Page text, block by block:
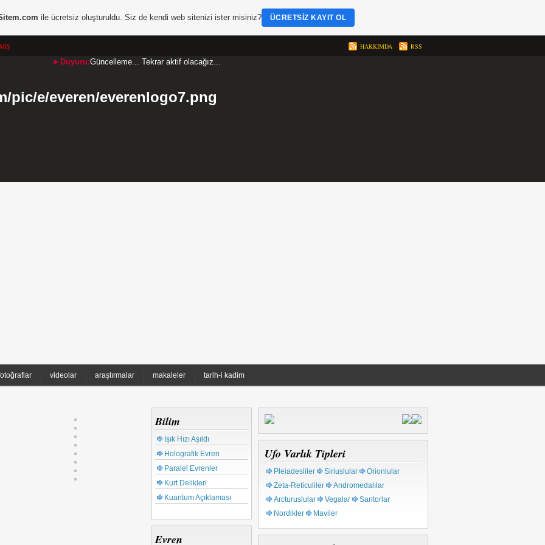
HAKKIMDA RSS
►Duyuru:Güncelleme... Tekrar aktif olacağız...
videolar araştırmalar makaleler tarih-i kadim
Bilim
Işık Hızı Aşıldı
Holografik Evren
Paralel Evrenler
Kurt Delikleri
Kuantum Açıklaması
Evren
Ufo Varlık Tipleri
Pleiadesliler Siriuslular
Orionlular
Zeta-Reticuliler
Andromedalılar
Arcturuslular
Vegalar
Santorlar
Nordikler
Maviler
ile ücretsiz oluşturuldu. Siz de kendi web sitenizi ister misiniz? ÜCRETSIZ KAYIT OL